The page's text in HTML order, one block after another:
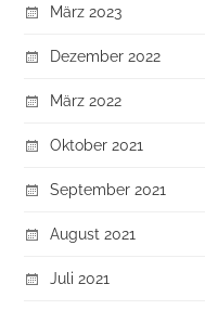
März 2023
Dezember 2022
März 2022
Oktober 2021
September 2021
August 2021
Juli 2021